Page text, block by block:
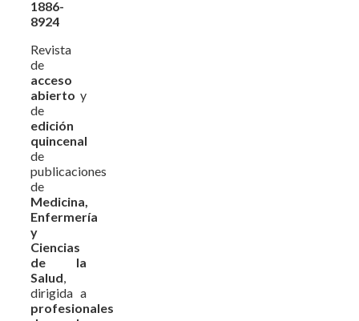
1886-
8924
Revista
de
acceso
abierto y
de
edición
quincenal
de
publicaciones
de
Medicina,
Enfermería
y
Ciencias
de la
Salud,
dirigida a
profesionales